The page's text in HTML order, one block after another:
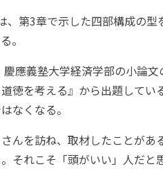
第3章で示した四部構成の型
。
應義塾大学経済学部の小論
を考える』から出題してい
なくなる。
んを訪ね、取材したことがあ
それこそ「頭がいい」人だと